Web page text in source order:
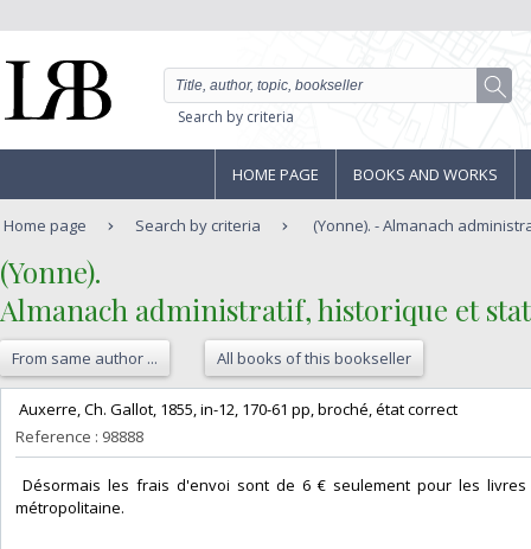
Search by criteria
HOME PAGE BOOKS AND WORKS
Home page Search by criteria (Yonne). - Almanach
‎(Yonne).‎
‎Almanach administratif, historique et
From same author ... All books of this bookseller
‎ Auxerre, Ch. Gallot, 1855, in-12, 170-61 pp, broché, état correct‎
Reference : 98888
Désormais les frais d'envoi sont de 6 € seulement pour les
métropolitaine.‎